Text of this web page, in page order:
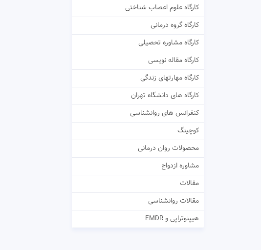
کارگاه علوم اعصاب شناختی
کارگاه گروه درمانی
کارگاه مشاوره تحصیلی
کارگاه مقاله نویسی
کارگاه مهارتهای زندگی
کارگاه های دانشگاه تهران
کنفرانس های روانشناسی
کوچینگ
محصولات روان درمانی
مشاوره ازدواج
مقالات
مقالات روانشناسی
هیپنوتراپی و EMDR